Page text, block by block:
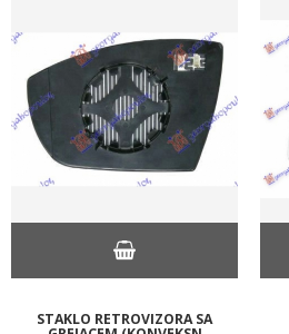
STAKLO RETROVIZORA SA